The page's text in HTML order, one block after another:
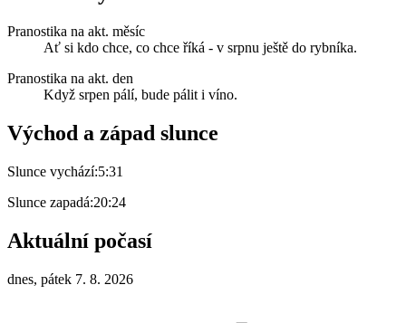
Pranostika na akt. měsíc
Ať si kdo chce, co chce říká - v srpnu ještě do rybníka.
Pranostika na akt. den
Když srpen pálí, bude pálit i víno.
Východ a západ slunce
Slunce vychází:5:31
Slunce zapadá:20:24
Aktuální počasí
dnes, pátek 7. 8. 2026